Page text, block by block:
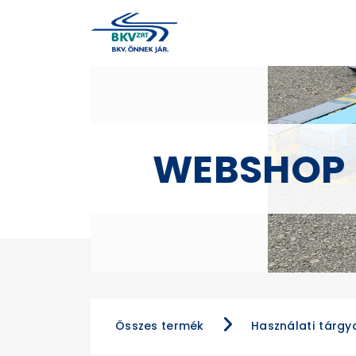
WEBSHOP
Összes termék Használati